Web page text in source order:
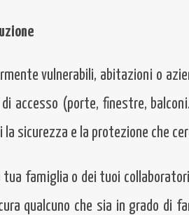
vulnerabili, abitazioni o
accesso (porte, finestre,
sicurezza e la protezione che
famiglia o dei tuoi
qualcuno che sia in grado di